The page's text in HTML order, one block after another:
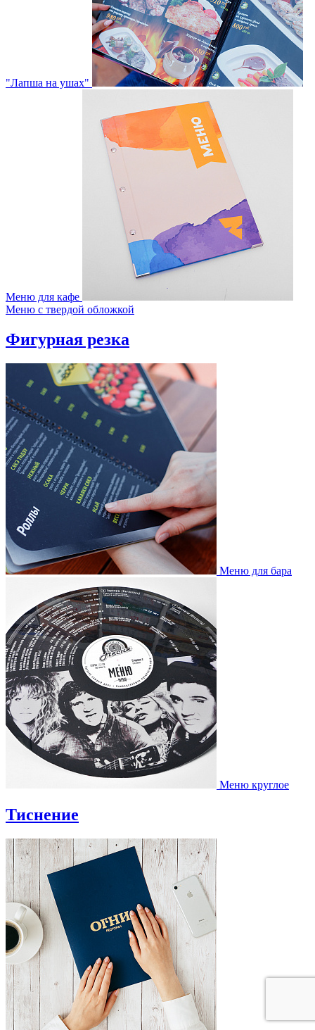
"Лапша на ушах"
Меню для кафе
Меню с твердой обложкой
Фигурная резка
Меню для бара
Меню круглое
Тиснение